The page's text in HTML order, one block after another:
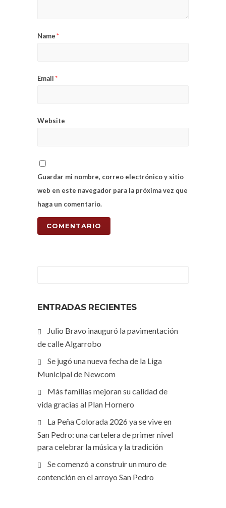
Name*
Email*
Website
Guardar mi nombre, correo electrónico y sitio
web en este navegador para la próxima vez que
haga un comentario.
ENTRADAS RECIENTES
Julio Bravo inauguró la pavimentación
de calle Algarrobo
Se jugó una nueva fecha de la Liga
Municipal de Newcom
Más familias mejoran su calidad de
vida gracias al Plan Hornero
La Peña Colorada 2026 ya se vive en
San Pedro: una cartelera de primer nivel
para celebrar la música y la tradición
Se comenzó a construir un muro de
contención en el arroyo San Pedro